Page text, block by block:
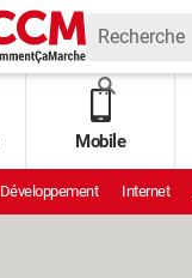
Mobile
Développement Internet